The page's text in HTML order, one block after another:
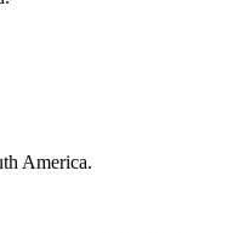
America.